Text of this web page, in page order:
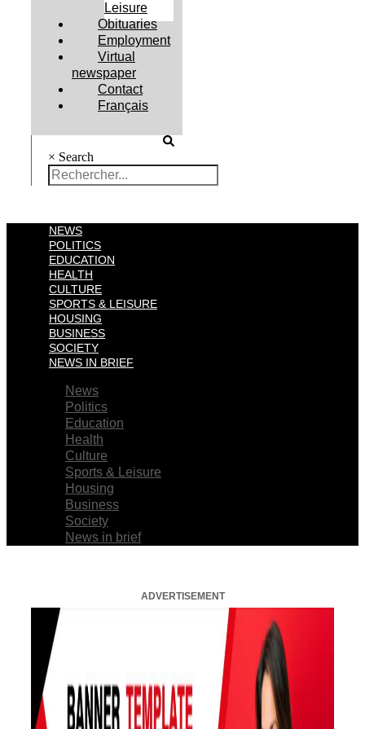
Leisure
Obituaries
Employment
Virtual
newspaper
Contact
Français
× Search
NEWS
POLITICS
EDUCATION
HEALTH
CULTURE
SPORTS & LEISURE
HOUSING
BUSINESS
SOCIETY
NEWS IN BRIEF
News
Politics
Education
Health
Culture
Sports & Leisure
Housing
Business
Society
News in brief
ADVERTISEMENT